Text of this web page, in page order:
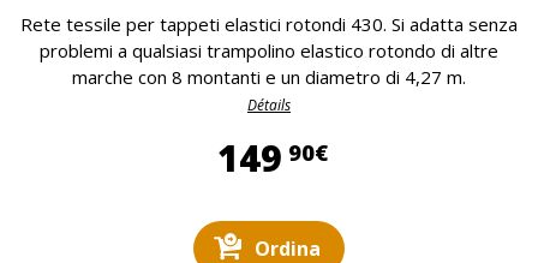
Rete tessile per tappeti elastici rotondi 430. Si adatta senza
problemi a qualsiasi trampolino elastico rotondo di altre
marche con 8 montanti e un diametro di 4,27 m.
Détails
149 90€149,90 €
Ordina